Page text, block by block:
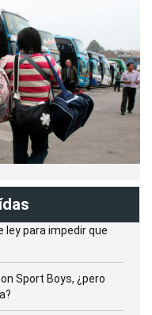
ley para impedir que
Sport Boys, ¿pero